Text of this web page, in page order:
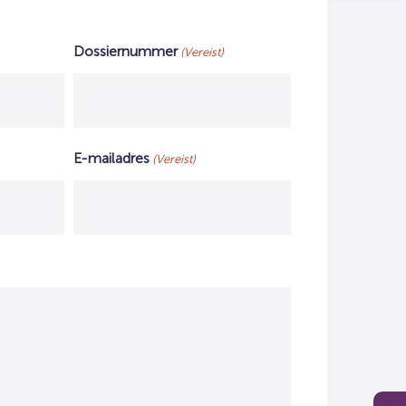
Dossiernummer (Vereist)
E-mailadres (Vereist)